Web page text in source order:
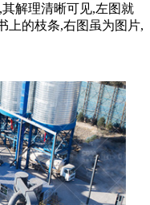
解理清晰可见,左图就
上的枝条,右图虽为图片,